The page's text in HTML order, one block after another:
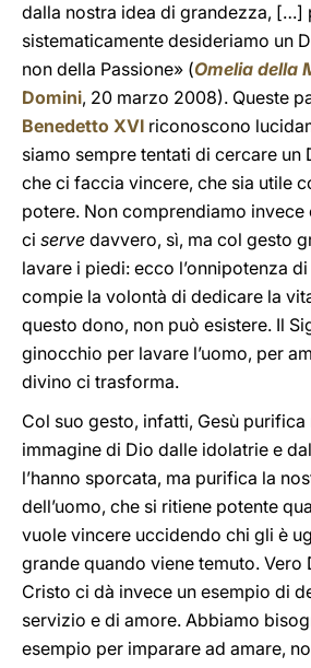
dalla nostra idea di grandezza, […]
sistematicamente desideriamo un
non della Passione» (Omelia della
Domini, 20 marzo 2008). Queste
Benedetto XVI riconoscono
siamo sempre tentati di cercare un
che ci faccia vincere, che sia utile
potere. Non comprendiamo invece
ci serve davvero, sì, ma col gesto
lavare i piedi: ecco l’onnipotenza
compie la volontà di dedicare la
questo dono, non può esistere. Il
ginocchio per lavare l’uomo, per
divino ci trasforma.
Col suo gesto, infatti, Gesù
immagine di Dio dalle idolatrie e
l’hanno sporcata, ma purifica la
dell’uomo, che si ritiene potente
vuole vincere uccidendo chi gli è
grande quando viene temuto. Vero
Cristo ci dà invece un esempio di
servizio e di amore. Abbiamo
esempio per imparare ad amare,